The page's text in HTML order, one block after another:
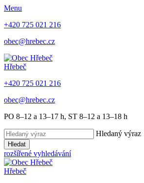
Menu
+420 725 021 216
obec@hrebec.cz
Hřebeč
+420 725 021 216
obec@hrebec.cz
PO 8–12 a 13–17 h, ST 8–12 a 13–18 h
Hledaný výraz
Hledat
rozšířené vyhledávání
Hřebeč